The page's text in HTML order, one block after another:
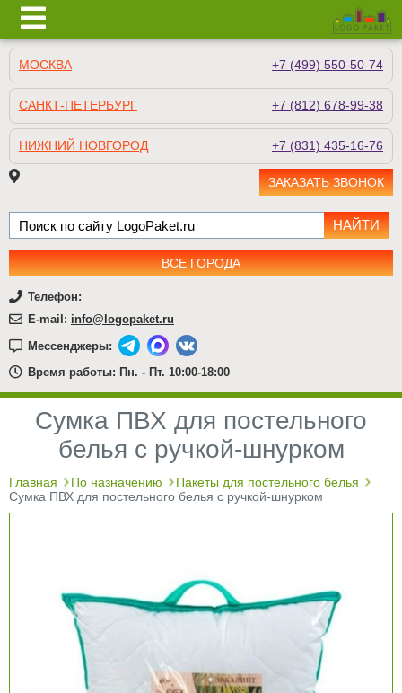
МОСКВА +7 (499) 550-50-74
САНКТ-ПЕТЕРБУРГ +7 (812) 678-99-38
НИЖНИЙ НОВГОРОД +7 (831) 435-16-76
ЗАКАЗАТЬ ЗВОНОК
ВСЕ ГОРОДА
Телефон:
E-mail: info@logopaket.ru
Мессенджеры:
Время работы: Пн. - Пт. 10:00-18:00
Сумка ПВХ для постельного
белья с ручкой-шнурком
Главная По назначению
Пакеты для постельного белья
Сумка ПВХ для постельного белья с ручкой-шнурком